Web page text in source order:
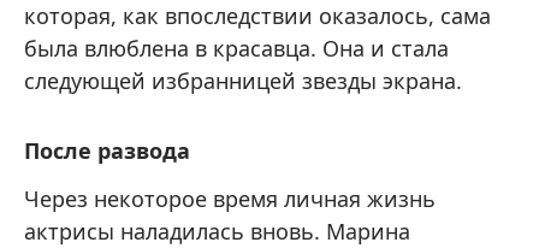
которая, как впоследствии оказалось, сама
была влюблена в красавца. Она и стала
следующей избранницей звезды экрана.
После развода
Через некоторое время личная жизнь
актрисы наладилась вновь. Марина